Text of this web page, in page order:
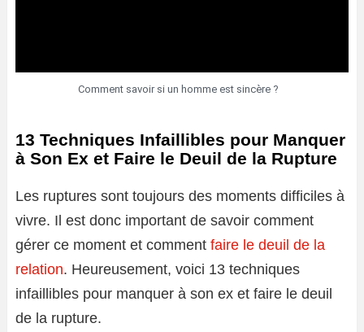
Comment savoir si un homme est sincère ?
13 Techniques Infaillibles pour Manquer
à Son Ex et Faire le Deuil de la Rupture
Les ruptures sont toujours des moments difficiles à
vivre. Il est donc important de savoir comment
gérer ce moment et comment faire le deuil de la
relation. Heureusement, voici 13 techniques
infaillibles pour manquer à son ex et faire le deuil
de la rupture.